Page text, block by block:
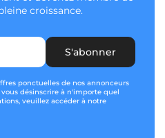
croissance.
S'abonner
ponctuelles de nos annonceurs
désinscrire à n'importe quel
veuillez accéder à notre